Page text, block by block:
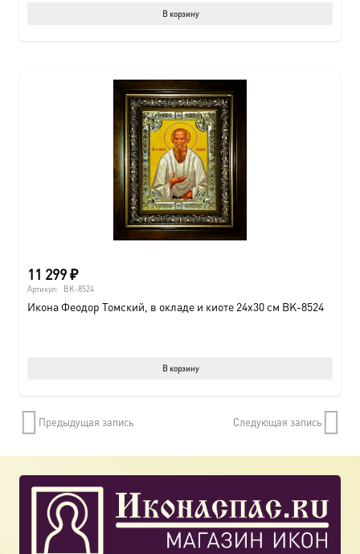
В корзину
11 299₽
Артикул: BK-8524
Икона Феодор Томский, в окладе и киоте 24х30 см BK-8524
В корзину
Предыдущая запись Следующая запись